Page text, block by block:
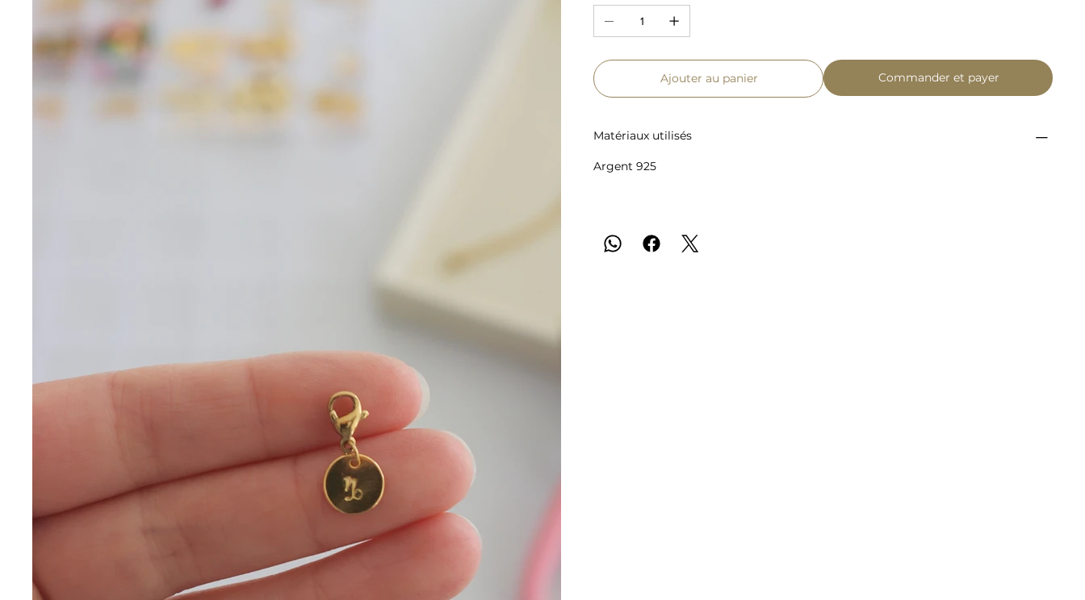
Ajouter au panier Commander et payer
Matériaux utilisés
Argent 925